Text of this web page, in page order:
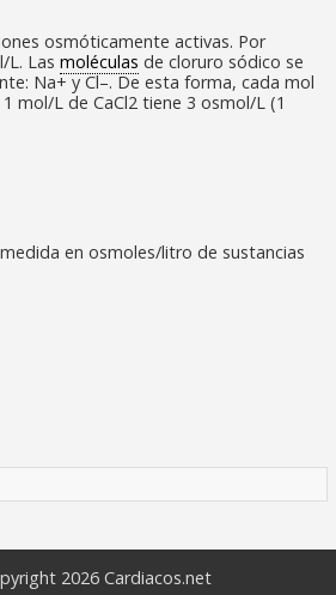
osmóticamente activas. Por
L. Las moléculas de cloruro sódico se
Na+y Cl–. De esta forma, cada mol
mol/L de CaCl2 tiene 3 osmol/L (1
en osmoles/litro de sustancias
2026 Cardiacos.net